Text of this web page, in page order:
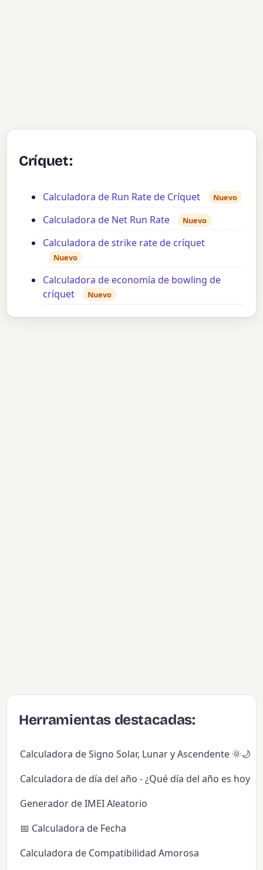
Críquet:
Calculadora de Run Rate de Críquet Nuevo
Calculadora de Net Run Rate Nuevo
Calculadora de strike rate de críquet
Nuevo
Calculadora de economía de bowling de
críquet
Nuevo
Herramientas destacadas:
Calculadora de Signo Solar, Lunar y Ascendente 🌞🌙✨
Calculadora de día del año - ¿Qué día del año es hoy?
Generador de IMEI Aleatorio
📅 Calculadora de Fecha
Calculadora de Compatibilidad Amorosa